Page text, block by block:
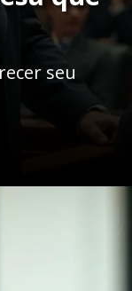
seu